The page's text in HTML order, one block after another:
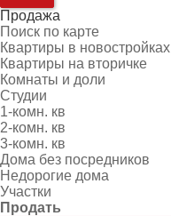
Продажа
Поиск по карте
Квартиры в новостройках
Квартиры на вторичке
Комнаты и доли
Студии
1-комн. кв
2-комн. кв
3-комн. кв
Дома без посредников
Недорогие дома
Участки
Продать